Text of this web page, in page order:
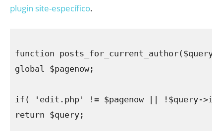
plugin site-específico.
function
global $pagenow;
if( 'edit.php' != $pagenow || !$query-
return $query;